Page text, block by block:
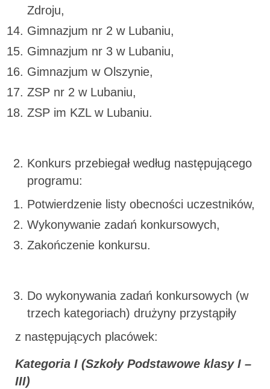
Zdroju,
Gimnazjum nr 2 w Lubaniu,
Gimnazjum nr 3 w Lubaniu,
Gimnazjum w Olszynie,
ZSP nr 2 w Lubaniu,
ZSP im KZL w Lubaniu.
Konkurs przebiegał według następującego
programu:
Potwierdzenie listy obecności uczestników,
Wykonywanie zadań konkursowych,
Zakończenie konkursu.
Do wykonywania zadań konkursowych (w
trzech kategoriach) drużyny przystąpiły
z następujących placówek:
Kategoria I (Szkoły Podstawowe klasy I –
III)